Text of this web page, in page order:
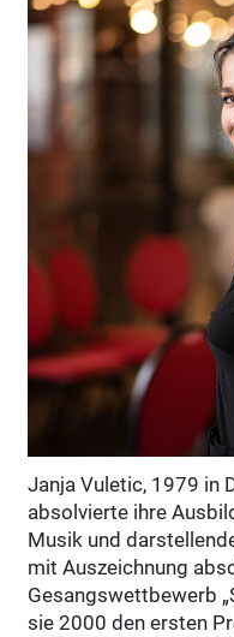
Janja Vuletic, 1979 in
absolvierte ihre
Musik und
mit Auszeichnung
Gesangswettbewerb
sie 2000 den ersten